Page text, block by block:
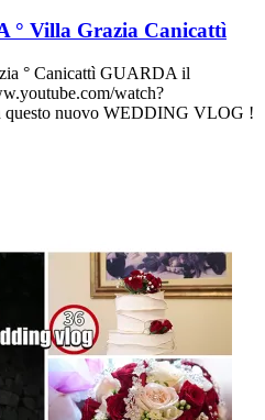
° Villa Grazia Canicattì
° Canicattì GUARDA il
watch?
nuovo WEDDING VLOG !